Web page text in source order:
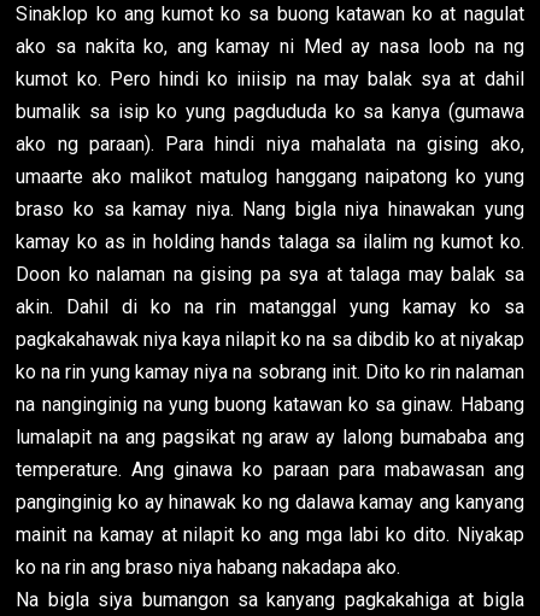
Sinaklop ko ang kumot ko sa buong katawan ko at nagulat
ako sa nakita ko, ang kamay ni Med ay nasa loob na ng
kumot ko. Pero hindi ko iniisip na may balak sya at dahil
bumalik sa isip ko yung pagdududa ko sa kanya (gumawa
ako ng paraan). Para hindi niya mahalata na gising ako,
umaarte ako malikot matulog hanggang naipatong ko yung
braso ko sa kamay niya. Nang bigla niya hinawakan yung
kamay ko as in holding hands talaga sa ilalim ng kumot ko.
Doon ko nalaman na gising pa sya at talaga may balak sa
akin. Dahil di ko na rin matanggal yung kamay ko sa
pagkakahawak niya kaya nilapit ko na sa dibdib ko at niyakap
ko na rin yung kamay niya na sobrang init. Dito ko rin nalaman
na nanginginig na yung buong katawan ko sa ginaw. Habang
lumalapit na ang pagsikat ng araw ay lalong bumababa ang
temperature. Ang ginawa ko paraan para mabawasan ang
panginginig ko ay hinawak ko ng dalawa kamay ang kanyang
mainit na kamay at nilapit ko ang mga labi ko dito. Niyakap
ko na rin ang braso niya habang nakadapa ako.
Na bigla siya bumangon sa kanyang pagkakahiga at bigla